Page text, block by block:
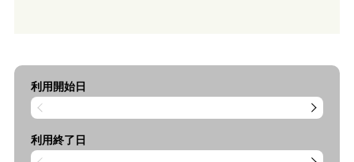
利用開始日
利用終了日